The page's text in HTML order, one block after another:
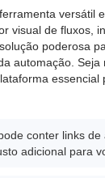
versátil
visual de fluxos,
poderosa
automação.
conter links
adicional para